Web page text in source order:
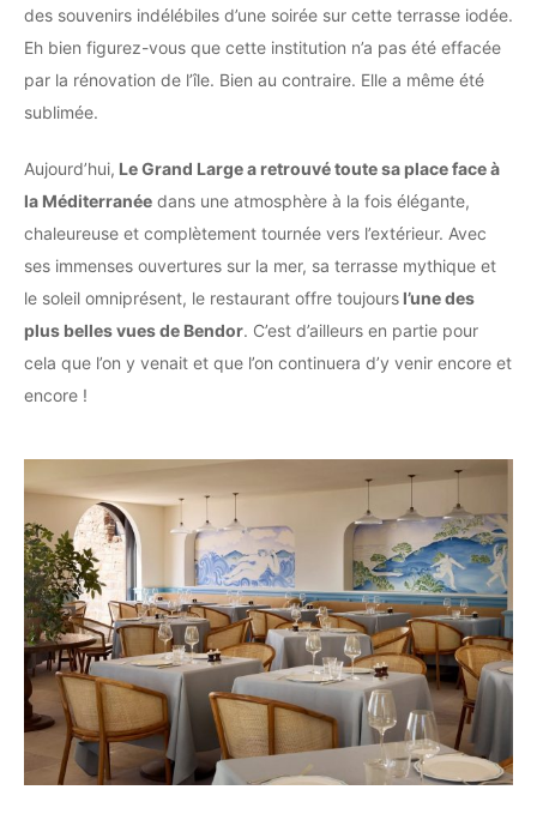
des souvenirs indélébiles d’une soirée sur cette terrasse iodée.
Eh bien figurez-vous que cette institution n’a pas été effacée
par la rénovation de l’île. Bien au contraire. Elle a même été
sublimée.
Aujourd’hui, Le Grand Large a retrouvé toute sa place face à
la Méditerranée dans une atmosphère à la fois élégante,
chaleureuse et complètement tournée vers l’extérieur. Avec
ses immenses ouvertures sur la mer, sa terrasse mythique et
le soleil omniprésent, le restaurant offre toujoursl’une des
plus belles vues de Bendor. C’est d’ailleurs en partie pour
cela que l’on y venait et que l’on continuera d’y venir encore et
encore !